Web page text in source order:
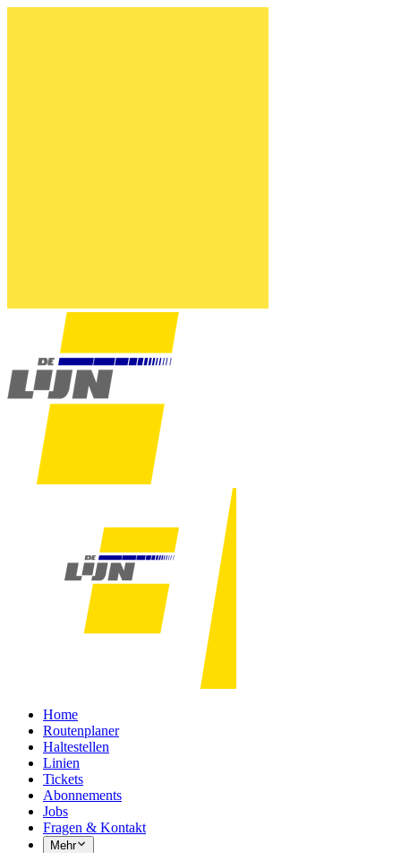
Home
Routenplaner
Haltestellen
Linien
Tickets
Abonnements
Jobs
Fragen & Kontakt
Mehr